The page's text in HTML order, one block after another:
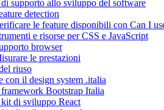
supporto allo sviluppo del software
detection
le feature disponibili con Can I
e risorse per CSS e JavaScript
browser
le prestazioni
riuso
con il design system .italia
Bootstrap Italia
di sviluppo React